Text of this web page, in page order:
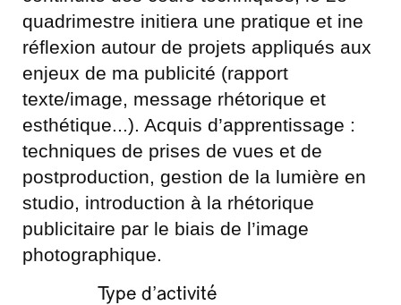
quadrimestre initiera une pratique et ine
réflexion autour de projets appliqués aux
enjeux de ma publicité (rapport
texte/image, message rhétorique et
esthétique...). Acquis d’apprentissage :
techniques de prises de vues et de
postproduction, gestion de la lumière en
studio, introduction à la rhétorique
publicitaire par le biais de l’image
photographique.
Type d’activité